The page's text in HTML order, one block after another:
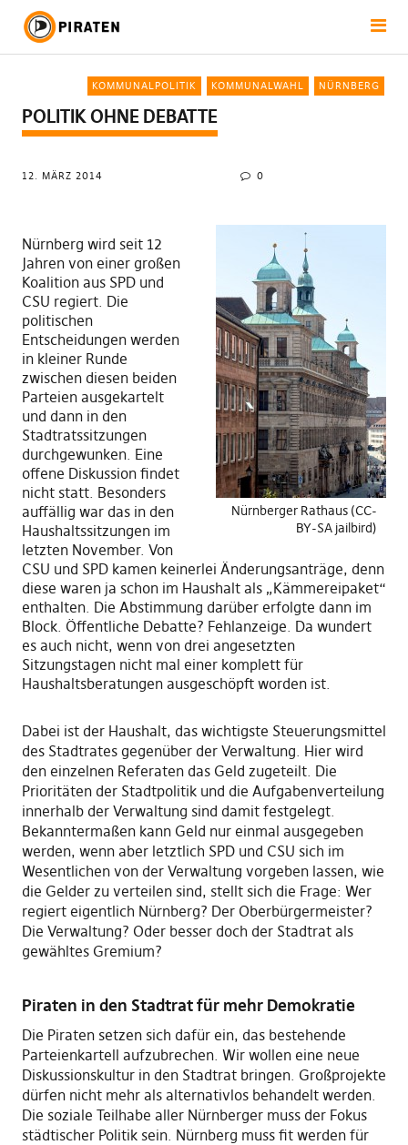
KOMMUNALPOLITIK KOMMUNALWAHL NÜRNBERG
POLITIK OHNE DEBATTE
12. MÄRZ 2014 0
Nürnberger Rathaus (CC-
BY-SA jailbird)
Nürnberg wird seit 12
Jahren von einer großen
Koalition aus SPD und
CSU regiert. Die
politischen
Entscheidungen werden
in kleiner Runde
zwischen diesen beiden
Parteien ausgekartelt
und dann in den
Stadtratssitzungen
durchgewunken. Eine
offene Diskussion findet
nicht statt. Besonders
auffällig war das in den
Haushaltssitzungen im
letzten November. Von
CSU und SPD kamen keinerlei Änderungsanträge, denn
diese waren ja schon im Haushalt als „Kämmereipaket“
enthalten. Die Abstimmung darüber erfolgte dann im
Block. Öffentliche Debatte? Fehlanzeige. Da wundert
es auch nicht, wenn von drei angesetzten
Sitzungstagen nicht mal einer komplett für
Haushaltsberatungen ausgeschöpft worden ist.
Dabei ist der Haushalt, das wichtigste Steuerungsmittel
des Stadtrates gegenüber der Verwaltung. Hier wird
den einzelnen Referaten das Geld zugeteilt. Die
Prioritäten der Stadtpolitik und die Aufgabenverteilung
innerhalb der Verwaltung sind damit festgelegt.
Bekanntermaßen kann Geld nur einmal ausgegeben
werden, wenn aber letztlich SPD und CSU sich im
Wesentlichen von der Verwaltung vorgeben lassen, wie
die Gelder zu verteilen sind, stellt sich die Frage: Wer
regiert eigentlich Nürnberg? Der Oberbürgermeister?
Die Verwaltung? Oder besser doch der Stadtrat als
gewähltes Gremium?
Piraten in den Stadtrat für mehr Demokratie
Die Piraten setzen sich dafür ein, das bestehende
Parteienkartell aufzubrechen. Wir wollen eine neue
Diskussionskultur in den Stadtrat bringen. Großprojekte
dürfen nicht mehr als alternativlos behandelt werden.
Die soziale Teilhabe aller Nürnberger muss der Fokus
städtischer Politik sein. Nürnberg muss fit werden für